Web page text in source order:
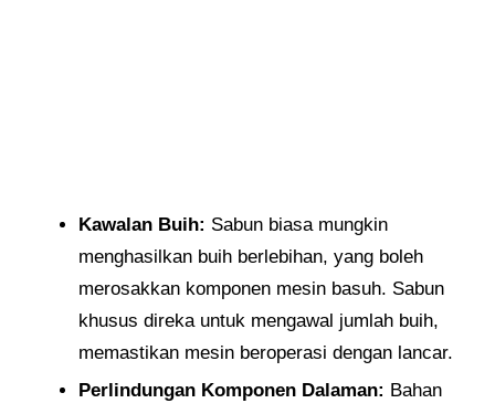
Kawalan Buih: Sabun biasa mungkin
menghasilkan buih berlebihan, yang boleh
merosakkan komponen mesin basuh. Sabun
khusus direka untuk mengawal jumlah buih,
memastikan mesin beroperasi dengan lancar.
Perlindungan Komponen Dalaman: Bahan